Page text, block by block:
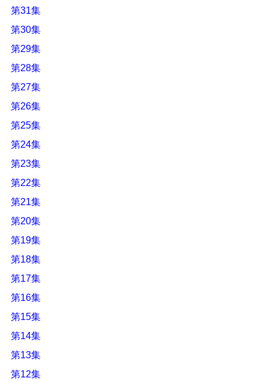
第31集
第30集
第29集
第28集
第27集
第26集
第25集
第24集
第23集
第22集
第21集
第20集
第19集
第18集
第17集
第16集
第15集
第14集
第13集
第12集